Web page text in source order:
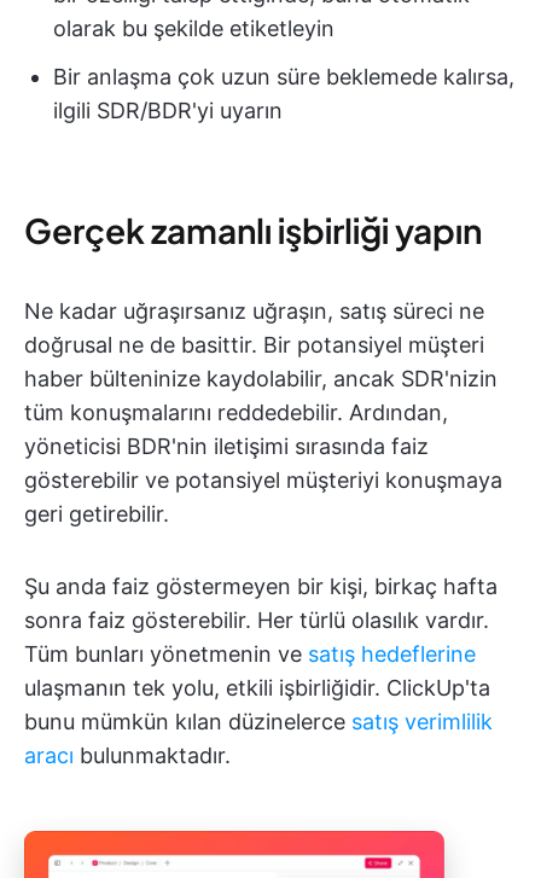
olarak bu şekilde etiketleyin
Bir anlaşma çok uzun süre beklemede kalırsa,
ilgili SDR/BDR'yi uyarın
Gerçek zamanlı işbirliği yapın
Ne kadar uğraşırsanız uğraşın, satış süreci ne
doğrusal ne de basittir. Bir potansiyel müşteri
haber bülteninize kaydolabilir, ancak SDR'nizin
tüm konuşmalarını reddedebilir. Ardından,
yöneticisi BDR'nin iletişimi sırasında faiz
gösterebilir ve potansiyel müşteriyi konuşmaya
geri getirebilir.
Şu anda faiz göstermeyen bir kişi, birkaç hafta
sonra faiz gösterebilir. Her türlü olasılık vardır.
Tüm bunları yönetmenin ve satış hedeflerine
ulaşmanın tek yolu, etkili işbirliğidir. ClickUp'ta
bunu mümkün kılan düzinelerce satış verimlilik
aracı bulunmaktadır.